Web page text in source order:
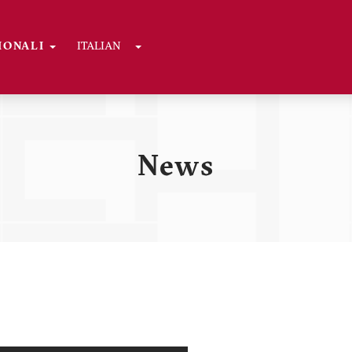
ITALIAN Toggle Dropdown
News